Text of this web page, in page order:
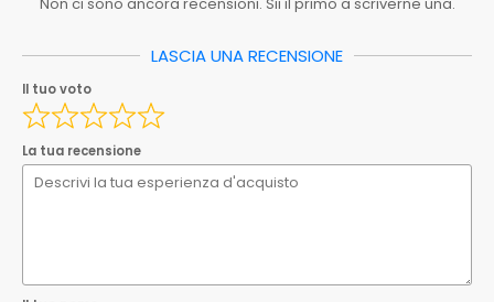
Serie
ND
Spedizione_ebay
0.00
Spedizione_ebay_1
Ean
EAN
8033408127132
Il tuo indirizzo email
Non ci sono ancora recensioni. Sii il primo a scriverne una.
LASCIA UNA RECENSIONE
Il tuo voto
La tua recensione